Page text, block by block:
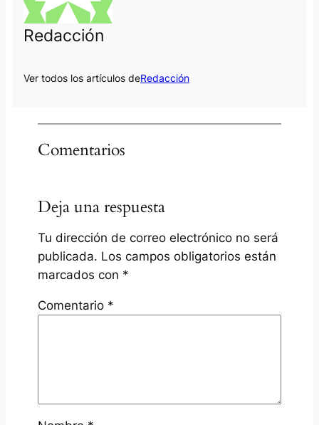
Redacción
Ver todos los artículos deRedacción
Comentarios
Deja una respuesta
Tu dirección de correo electrónico no será
publicada. Los campos obligatorios están
marcados con *
Comentario *